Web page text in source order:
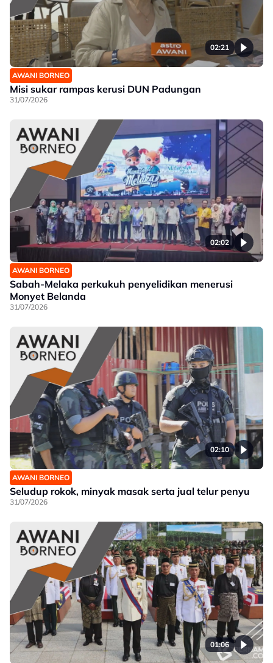
02:21
AWANI BORNEO
Misi sukar rampas kerusi DUN Padungan
31/07/2026
02:02
AWANI BORNEO
Sabah-Melaka perkukuh penyelidikan menerusi
Monyet Belanda
31/07/2026
02:10
AWANI BORNEO
Seludup rokok, minyak masak serta jual telur penyu
31/07/2026
01:06